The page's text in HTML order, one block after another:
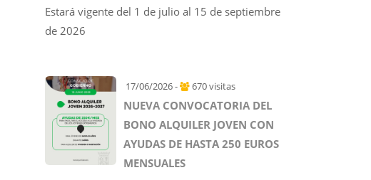
Estará vigente del 1 de julio al 15 de septiembre
de 2026
17/06/2026 - 670 visitas
NUEVA CONVOCATORIA DEL
BONO ALQUILER JOVEN CON
AYUDAS DE HASTA 250 EUROS
MENSUALES